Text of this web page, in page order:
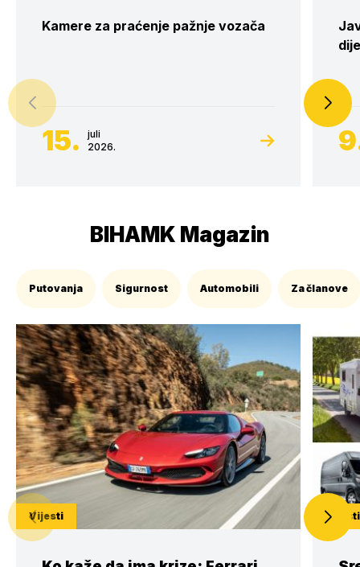
Kamere za praćenje pažnje vozača
15.
juli
2026.
BIHAMK Magazin
Putovanja Sigurnost Automobili Za članove
Vijesti Vijesti